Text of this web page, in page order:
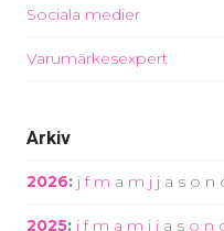
Sociala medier
Varumärkesexpert
Arkiv
2026: j f m a m j j a s o n
2025: j f m a m j j a s o n